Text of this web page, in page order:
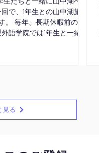
で、1年生との山中湖旅行
。 毎年、長期休暇前の最
語学院では1年生と一緒に
場所 ① 新倉山浅間公園 富
に残る旅の始まりとなり
店（山中湖） 山中湖を
初めての人、そして箸を
見る